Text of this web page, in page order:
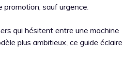
sauf urgence.
qui hésitent entre une machine
plus ambitieux, ce guide éclaire